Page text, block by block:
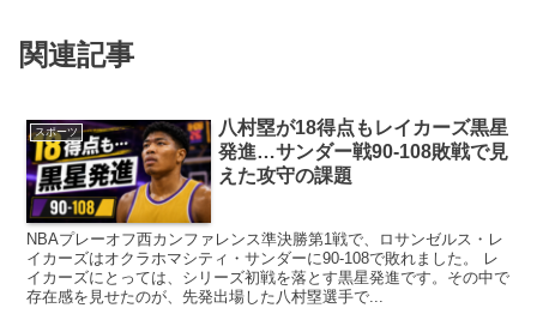
関連記事
スポーツ
八村塁が18得点もレイカーズ黒星
発進…サンダー戦90-108敗戦で見
えた攻守の課題
NBAプレーオフ西カンファレンス準決勝第1戦で、ロサンゼルス・レ
イカーズはオクラホマシティ・サンダーに90-108で敗れました。 レ
イカーズにとっては、シリーズ初戦を落とす黒星発進です。その中で
存在感を見せたのが、先発出場した八村塁選手で...